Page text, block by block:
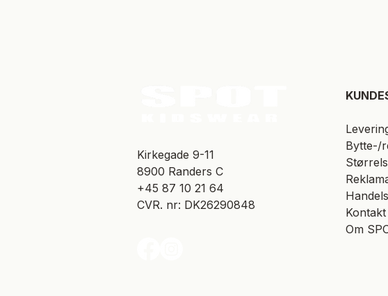
​Kirkegade 9-11
8900 Randers C
+45 87 10 21 64
CVR. nr: DK26290848
Bytte-/
Om